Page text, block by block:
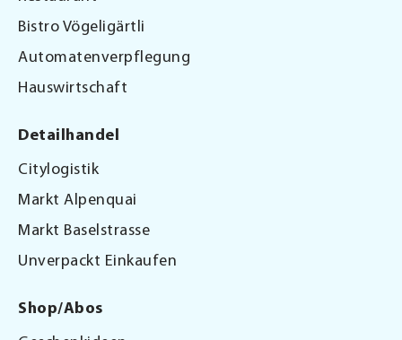
Bistro Vögeligärtli
Automatenverpflegung
Hauswirtschaft
Detailhandel
Citylogistik
Markt Alpenquai
Markt Baselstrasse
Unverpackt Einkaufen
Shop/Abos